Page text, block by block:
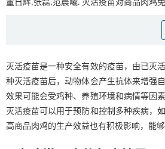
董日辉,张磊,范晨曦. 灭活疫苗对商品肉鸡
灭活疫苗是一种安全有效的疫苗，由已灭
种灭活疫苗后，动物体会产生抗体来增强
效果可能会受鸡种、养殖环境和病情等因
灭活疫苗可以用于预防和控制多种疾病，
高商品肉鸡的生产效益也有积极影响，能